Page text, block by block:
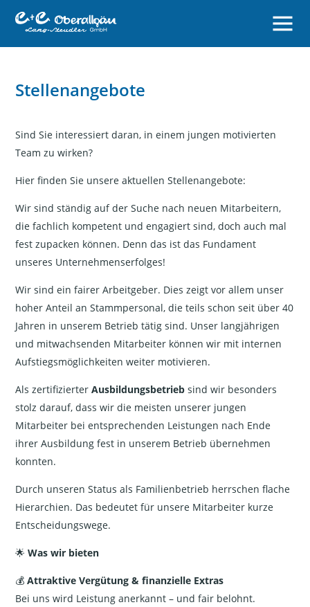
Stellenangebote
Sind Sie interessiert daran, in einem jungen motivierten
Team zu wirken?
Hier finden Sie unsere aktuellen Stellenangebote:
Wir sind ständig auf der Suche nach neuen Mitarbeitern,
die fachlich kompetent und engagiert sind, doch auch mal
fest zupacken können. Denn das ist das Fundament
unseres Unternehmenserfolges!
Wir sind ein fairer Arbeitgeber. Dies zeigt vor allem unser
hoher Anteil an Stammpersonal, die teils schon seit über 40
Jahren in unserem Betrieb tätig sind. Unser langjährigen
und mitwachsenden Mitarbeiter können wir mit internen
Aufstiegsmöglichkeiten weiter motivieren.
Als zertifizierterAusbildungsbetrieb sind wir besonders
stolz darauf, dass wir die meisten unserer jungen
Mitarbeiter bei entsprechenden Leistungen nach Ende
ihrer Ausbildung fest in unserem Betrieb übernehmen
konnten.
Durch unseren Status als Familienbetrieb herrschen flache
Hierarchien. Das bedeutet für unsere Mitarbeiter kurze
Entscheidungswege.
🌟Was wir bieten
💰Attraktive Vergütung & finanzielle Extras
Bei uns wird Leistung anerkannt – und fair belohnt.